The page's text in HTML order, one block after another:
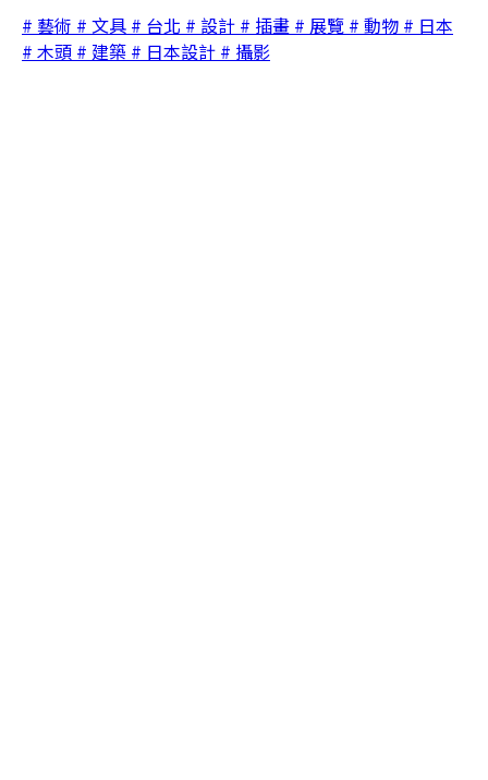
# 藝術 # 文具 # 台北 # 設計 # 插畫 # 展覽 # 動物 # 日本
# 木頭 # 建築 # 日本設計 # 攝影